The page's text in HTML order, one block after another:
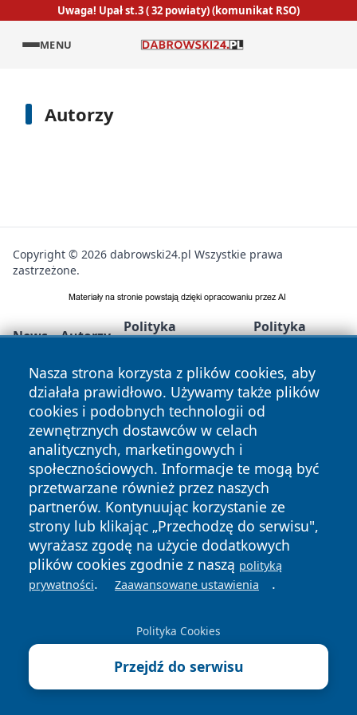
Uwaga! Upał st.3 ( 32 powiaty) (komunikat RSO)
MENU
Autorzy
Nasza strona korzysta z plików cookies, aby
działała prawidłowo. Używamy także plików
cookies i podobnych technologii od
zewnętrznych dostawców w celach
analitycznych, marketingowych i
społecznościowych. Informacje te mogą być
przetwarzane również przez naszych
partnerów. Kontynuując korzystanie ze
strony lub klikając „Przechodzę do serwisu",
wyrażasz zgodę na użycie dodatkowych
plików cookies zgodnie z naszą polityką
prywatności. Zaawansowane ustawienia .
Polityka Cookies
Przejdź do serwisu
Copyright © 2026 dabrowski24.pl Wszystkie prawa
zastrzeżone.
News Autorzy
Polityka
Polityka